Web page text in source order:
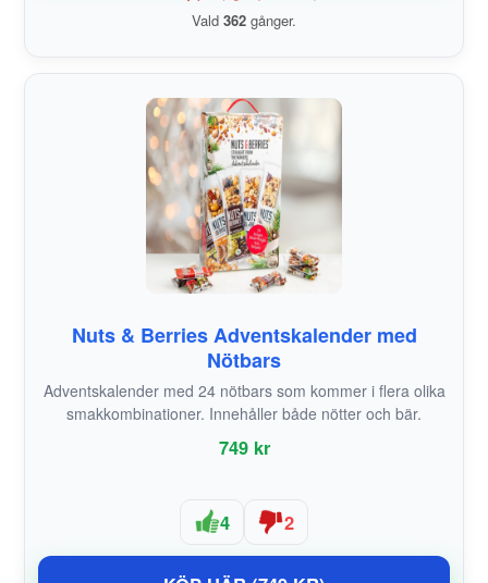
Vald 362 gånger.
Nuts & Berries Adventskalender med
Nötbars
Adventskalender med 24 nötbars som kommer i flera olika
smakkombinationer. Innehåller både nötter och bär.
749 kr
4 2